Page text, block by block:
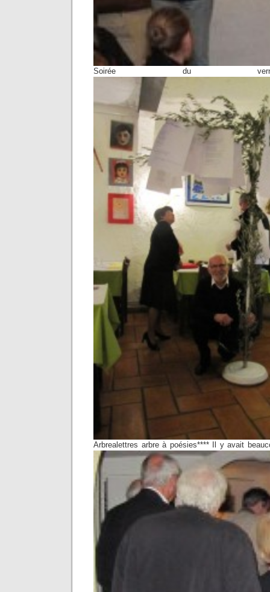
Soirée du
Arbrealettres arbre à poésies**** Il y avait